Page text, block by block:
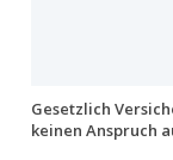
Gesetzlich
keinen Anspruch